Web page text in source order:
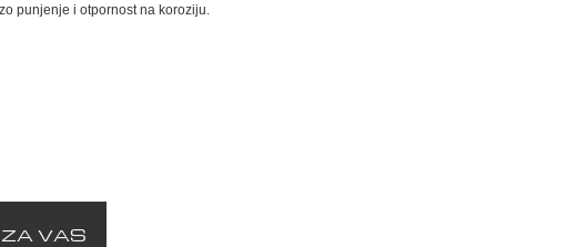
punjenje i otpornost na koroziju.
VAS